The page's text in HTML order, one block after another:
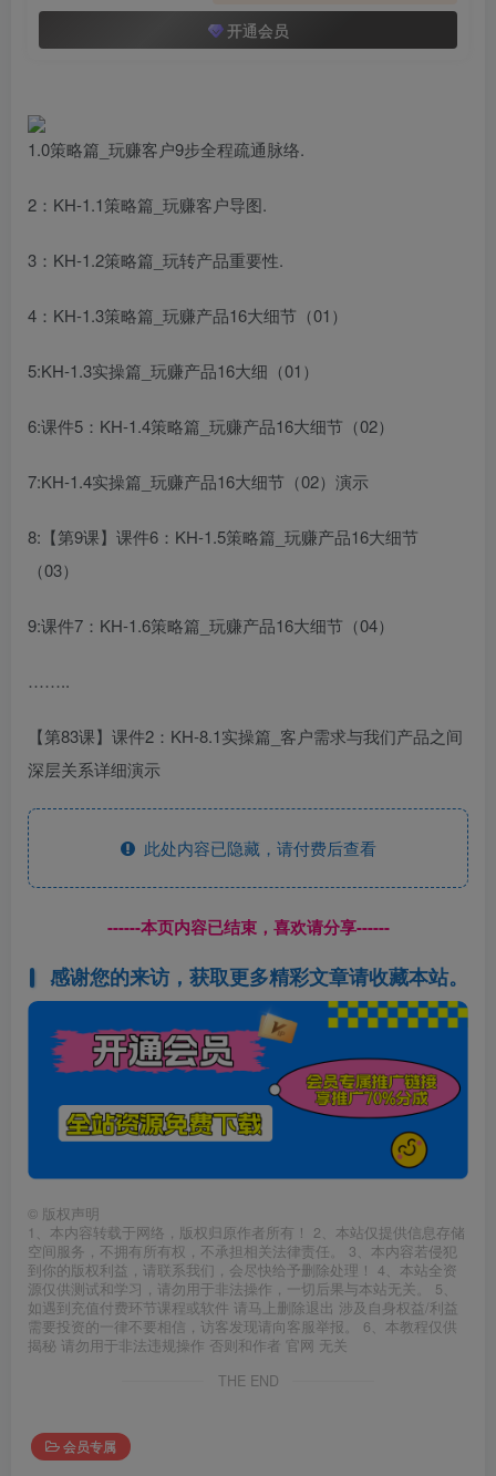
开通会员
1.0策略篇_玩赚客户9步全程疏通脉络.
2：KH-1.1策略篇_玩赚客户导图.
3：KH-1.2策略篇_玩转产品重要性.
4：KH-1.3策略篇_玩赚产品16大细节（01）
5:KH-1.3实操篇_玩赚产品16大细（01）
6:课件5：KH-1.4策略篇_玩赚产品16大细节（02）
7:KH-1.4实操篇_玩赚产品16大细节（02）演示
8:【第9课】课件6：KH-1.5策略篇_玩赚产品16大细节
（03）
9:课件7：KH-1.6策略篇_玩赚产品16大细节（04）
……..
【第83课】课件2：KH-8.1实操篇_客户需求与我们产品之间
深层关系详细演示
此处内容已隐藏，请付费后查看
------本页内容已结束，喜欢请分享------
感谢您的来访，获取更多精彩文章请收藏本站。
© 版权声明
1、本内容转载于网络，版权归原作者所有！ 2、本站仅提供信息存储
空间服务，不拥有所有权，不承担相关法律责任。 3、本内容若侵犯
到你的版权利益，请联系我们，会尽快给予删除处理！ 4、本站全资
源仅供测试和学习，请勿用于非法操作，一切后果与本站无关。 5、
如遇到充值付费环节课程或软件 请马上删除退出 涉及自身权益/利益
需要投资的一律不要相信，访客发现请向客服举报。 6、本教程仅供
揭秘 请勿用于非法违规操作 否则和作者 官网 无关
THE END
会员专属